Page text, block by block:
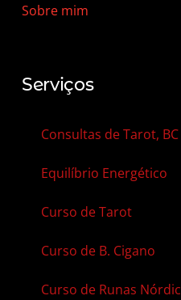
Sobre mim
Serviços
Consultas de Tarot,
Equilíbrio Energético
Curso de Tarot
Curso de B. Cigano
Curso de Runas